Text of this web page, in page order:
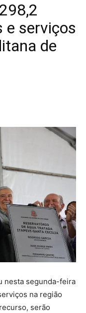
e serviços
de
nesta segunda-feira
na região
serão